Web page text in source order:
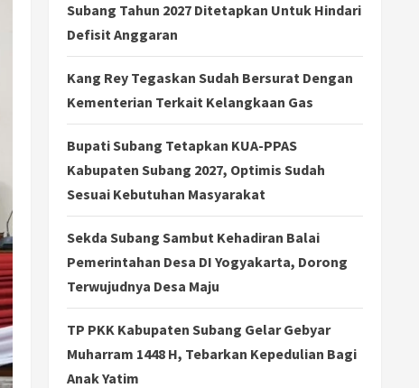
Subang Tahun 2027 Ditetapkan Untuk Hindari
Defisit Anggaran
Kang Rey Tegaskan Sudah Bersurat Dengan
Kementerian Terkait Kelangkaan Gas
Bupati Subang Tetapkan KUA-PPAS
Kabupaten Subang 2027, Optimis Sudah
Sesuai Kebutuhan Masyarakat
Sekda Subang Sambut Kehadiran Balai
Pemerintahan Desa DI Yogyakarta, Dorong
Terwujudnya Desa Maju
TP PKK Kabupaten Subang Gelar Gebyar
Muharram 1448 H, Tebarkan Kepedulian Bagi
Anak Yatim